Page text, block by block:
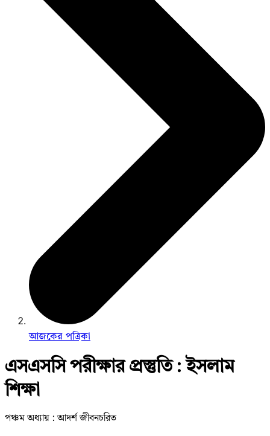
আজকের পত্রিকা
এসএসসি পরীক্ষার প্রস্তুতি : ইসলাম
শিক্ষা
পঞ্চম অধ্যায় : আদর্শ জীবনচরিত